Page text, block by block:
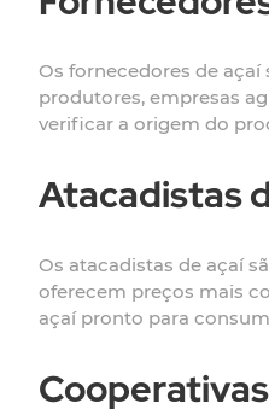
Os fornecedores de
produtores, empresas
verificar a origem do
Atacadistas
Os atacadistas de açaí
oferecem preços mais
açaí pronto para